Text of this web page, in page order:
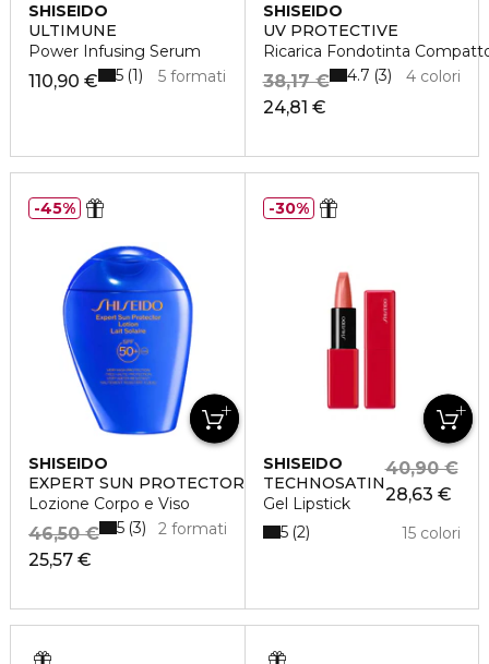
SHISEIDO
ULTIMUNE
Power Infusing Serum
110,90 € 5 formati
5 1
SHISEIDO
UV PROTECTIVE
Ricarica Fondotinta
24,81 €
38,17 € 4 colori
4.7 3
SHISEIDO
EXPERT SUN PROTECTOR
Lozione Corpo e Viso
25,57 €
46,50 € 2 formati
5 3
45%
SHISEIDO
TECHNOSATIN
Gel Lipstick
28,63 €
40,90 €
15 colori
5 2
30%